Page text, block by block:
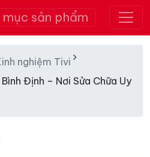
mục sản phẩm
nghiệm Tivi
Định – Nơi Sửa Chữa Uy